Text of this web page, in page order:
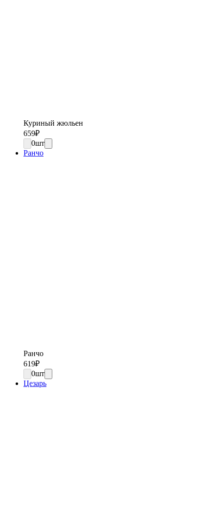
Куриный жюльен
659₽
0шт
Ранчо
Ранчо
619₽
0шт
Цезарь